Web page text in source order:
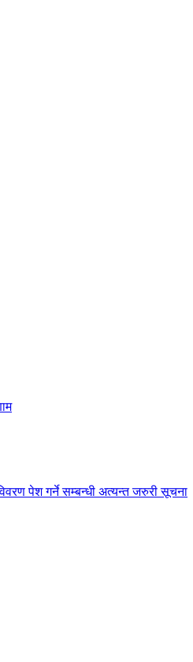
पेश गर्ने सम्बन्धी अत्यन्त जरुरी सूचना